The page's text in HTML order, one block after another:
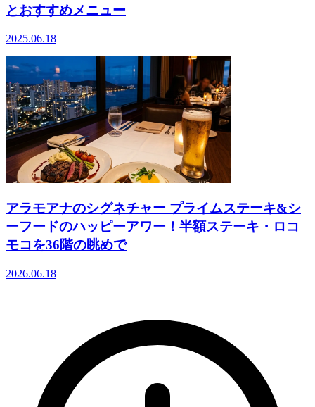
とおすすめメニュー
2025.06.18
アラモアナのシグネチャー プライムステーキ&シ
ーフードのハッピーアワー！半額ステーキ・ロコ
モコを36階の眺めで
2026.06.18